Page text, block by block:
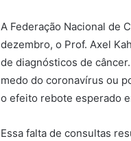
A Federação Nacional de
dezembro, o Prof. Axel
de diagnósticos de
medo do coronavírus ou
o efeito rebote esperado
Essa falta de consultas